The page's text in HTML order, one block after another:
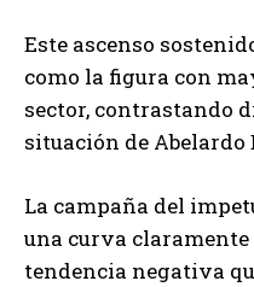
Este ascenso
como la figura con
sector, contrastando
situación de Abelardo
La campaña del
una curva claramente
tendencia negativa